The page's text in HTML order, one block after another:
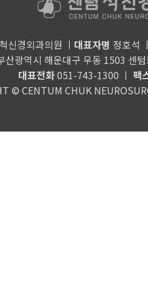
신경외과의원 ㅣ 대표자명 정호석
산광역시 해운대구 우동 1503 센
대표전화051-743-1300 ㅣ 팩
© CENTUM CHUK